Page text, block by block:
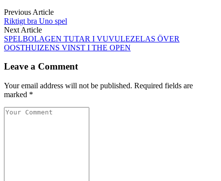
Previous Article
Riktigt bra Uno spel
Next Article
SPELBOLAGEN TUTAR I VUVULEZELAS ÖVER
OOSTHUIZENS VINST I THE OPEN
Leave a Comment
Your email address will not be published. Required fields are
marked *